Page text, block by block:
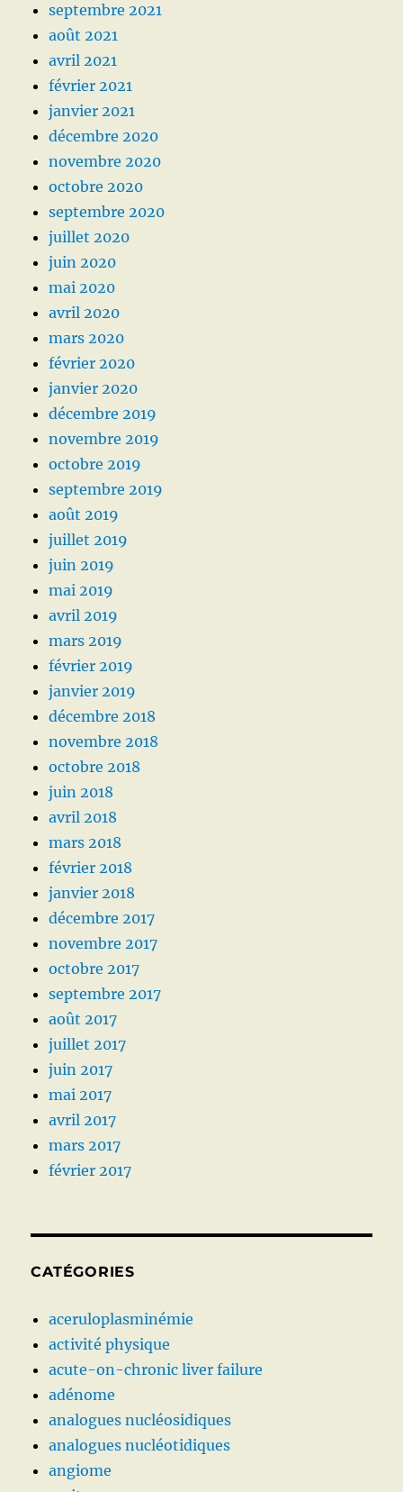
septembre 2021
août 2021
avril 2021
février 2021
janvier 2021
décembre 2020
novembre 2020
octobre 2020
septembre 2020
juillet 2020
juin 2020
mai 2020
avril 2020
mars 2020
février 2020
janvier 2020
décembre 2019
novembre 2019
octobre 2019
septembre 2019
août 2019
juillet 2019
juin 2019
mai 2019
avril 2019
mars 2019
février 2019
janvier 2019
décembre 2018
novembre 2018
octobre 2018
juin 2018
avril 2018
mars 2018
février 2018
janvier 2018
décembre 2017
novembre 2017
octobre 2017
septembre 2017
août 2017
juillet 2017
juin 2017
mai 2017
avril 2017
mars 2017
février 2017
CATÉGORIES
aceruloplasminémie
activité physique
acute-on-chronic liver failure
adénome
analogues nucléosidiques
analogues nucléotidiques
angiome